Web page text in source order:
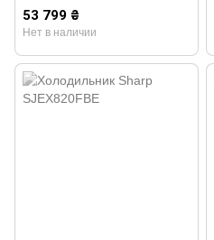
53 799 ₴
Нет в наличии